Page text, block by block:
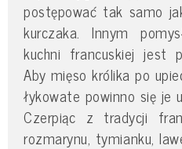
postępować tak samo
kurczaka. Innym
kuchni francuskiej jest
Aby mięso królika po
łykowate powinno się je
Czerpiąc z tradycji
rozmarynu, tymianku,